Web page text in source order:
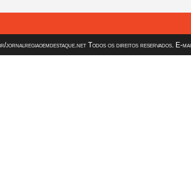
Todos os direitos reservados. E-